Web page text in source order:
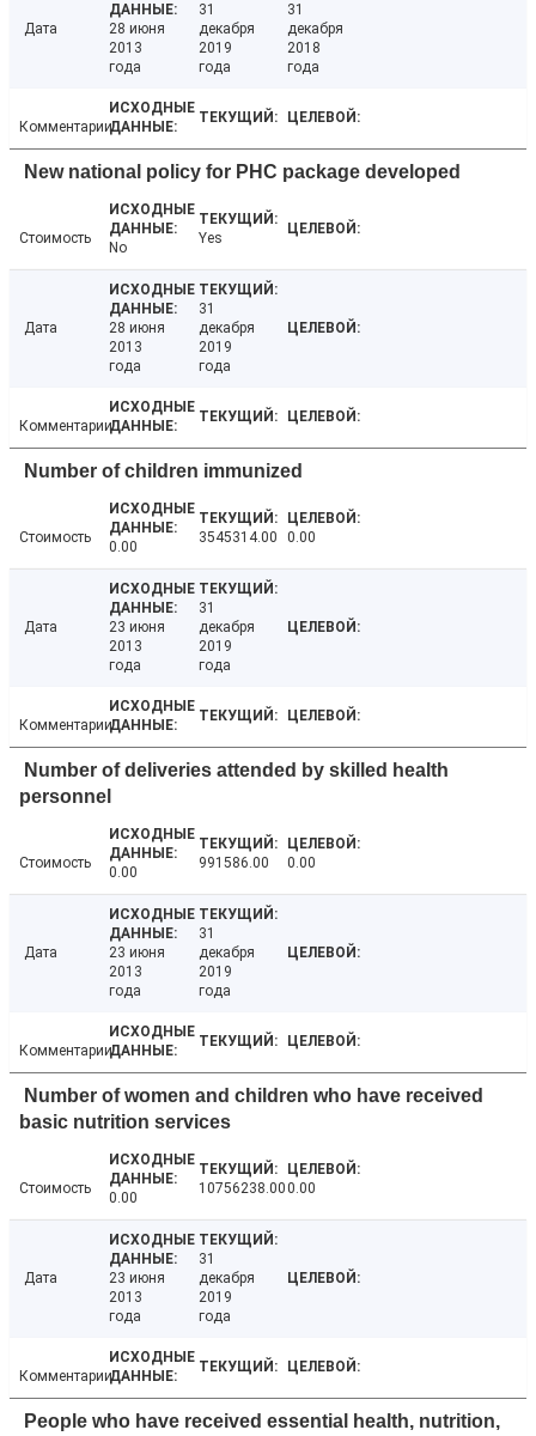
Дата
28 июня
2013
года
31
декабря
2019
года
31
декабря
2018
года
Комментарии
New national policy for PHC package developed
Стоимость
No
Yes
Дата
28 июня
2013
года
31
декабря
2019
года
Комментарии
Number of children immunized
Стоимость
0.00
3545314.00 0.00
Дата
23 июня
2013
года
31
декабря
2019
года
Комментарии
Number of deliveries attended by skilled health
personnel
Стоимость
0.00
991586.00 0.00
Дата
23 июня
2013
года
31
декабря
2019
года
Комментарии
Number of women and children who have received
basic nutrition services
Стоимость
0.00
10756238.000.00
Дата
23 июня
2013
года
31
декабря
2019
года
Комментарии
People who have received essential health, nutrition,